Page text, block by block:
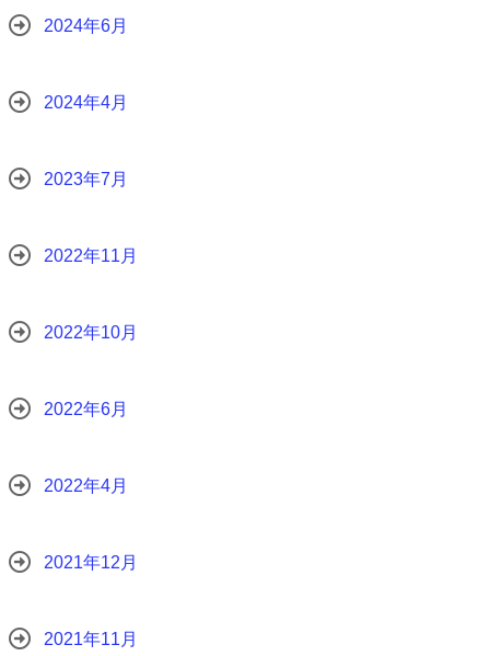
2024年6月
2024年4月
2023年7月
2022年11月
2022年10月
2022年6月
2022年4月
2021年12月
2021年11月